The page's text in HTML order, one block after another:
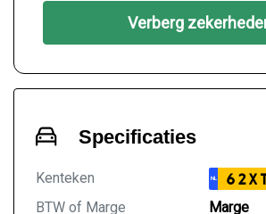
Verberg
Specificaties
Kenteken NL
BTW of Marge
Marge